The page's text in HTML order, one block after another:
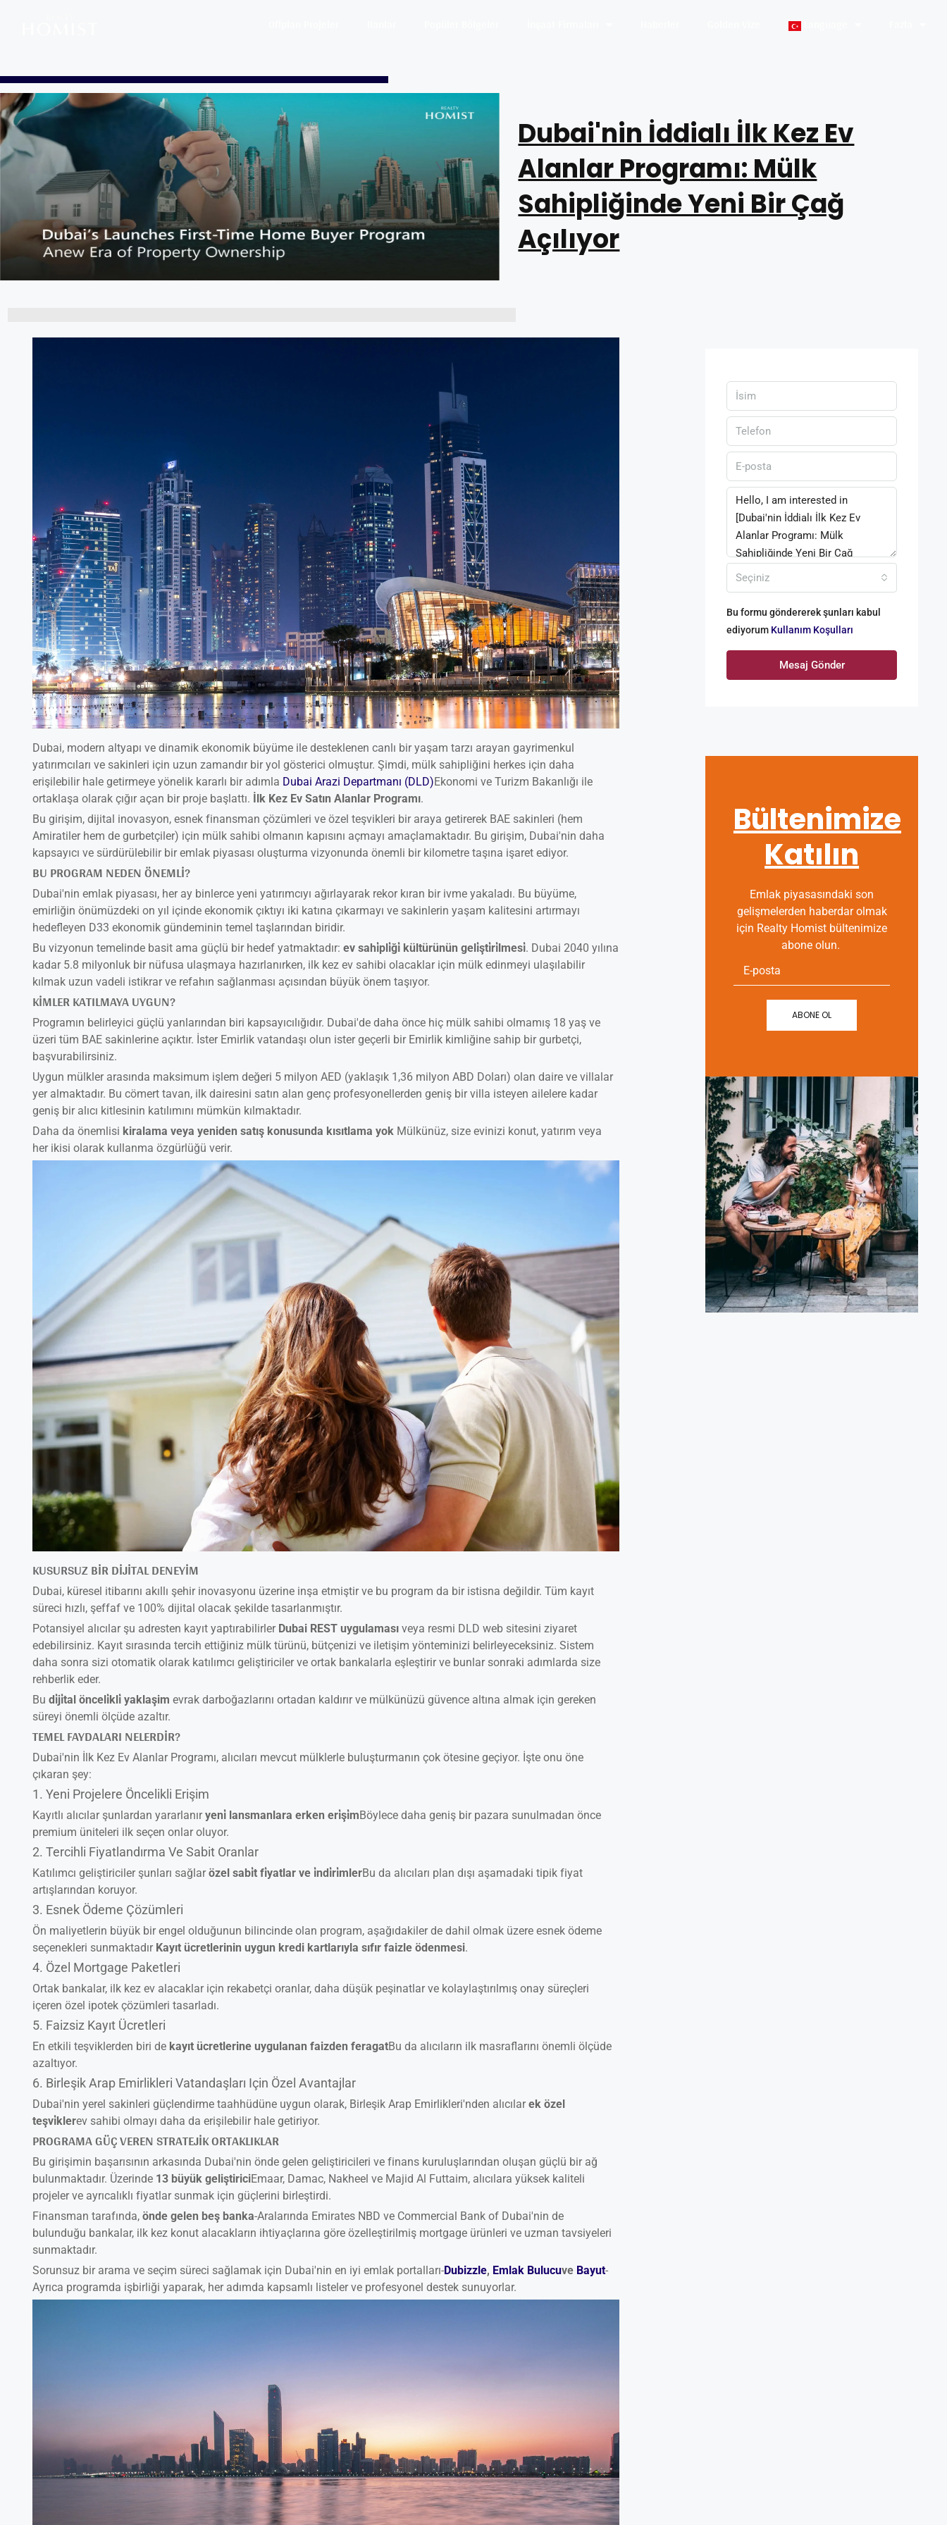
Dubai'nin İddialı İlk Kez Ev
Alanlar Programı: Mülk
Sahipliğinde Yeni Bir Çağ
Açılıyor
Dubai, modern altyapı ve dinamik ekonomik büyüme ile desteklenen canlı bir yaşam tarzı arayan gayrimenkul
yatırımcıları ve sakinleri için uzun zamandır bir yol gösterici olmuştur. Şimdi, mülk sahipliğini herkes için daha
erişilebilir hale getirmeye yönelik kararlı bir adımla Dubai Arazi Departmanı (DLD)Ekonomi ve Turizm Bakanlığı ile
ortaklaşa olarak çığır açan bir proje başlattı. İlk Kez Ev Satın Alanlar Programı.
Bu girişim, dijital inovasyon, esnek finansman çözümleri ve özel teşvikleri bir araya getirerek BAE sakinleri (hem
Amiratiler hem de gurbetçiler) için mülk sahibi olmanın kapısını açmayı amaçlamaktadır. Bu girişim, Dubai'nin daha
kapsayıcı ve sürdürülebilir bir emlak piyasası oluşturma vizyonunda önemli bir kilometre taşına işaret ediyor.
BU PROGRAM NEDEN ÖNEMLI?
Dubai'nin emlak piyasası, her ay binlerce yeni yatırımcıyı ağırlayarak rekor kıran bir ivme yakaladı. Bu büyüme,
emirliğin önümüzdeki on yıl içinde ekonomik çıktıyı iki katına çıkarmayı ve sakinlerin yaşam kalitesini artırmayı
hedefleyen D33 ekonomik gündeminin temel taşlarından biridir.
Bu vizyonun temelinde basit ama güçlü bir hedef yatmaktadır:ev sahi̇pli̇ği̇ kültürünün geli̇şti̇ri̇lmesi̇. Dubai 2040 yılına
kadar 5.8 milyonluk bir nüfusa ulaşmaya hazırlanırken, ilk kez ev sahibi olacaklar için mülk edinmeyi ulaşılabilir
kılmak uzun vadeli istikrar ve refahın sağlanması açısından büyük önem taşıyor.
KIMLER KATILMAYA UYGUN?
Programın belirleyici güçlü yanlarından biri kapsayıcılığıdır. Dubai'de daha önce hiç mülk sahibi olmamış 18 yaş ve
üzeri tüm BAE sakinlerine açıktır. İster Emirlik vatandaşı olun ister geçerli bir Emirlik kimliğine sahip bir gurbetçi,
başvurabilirsiniz.
Uygun mülkler arasında maksimum işlem değeri 5 milyon AED (yaklaşık 1,36 milyon ABD Doları) olan daire ve villalar
yer almaktadır. Bu cömert tavan, ilk dairesini satın alan genç profesyonellerden geniş bir villa isteyen ailelere kadar
geniş bir alıcı kitlesinin katılımını mümkün kılmaktadır.
Daha da önemlisi kiralama veya yeniden satış konusunda kısıtlama yok Mülkünüz, size evinizi konut, yatırım veya
her ikisi olarak kullanma özgürlüğü verir.
KUSURSUZ BIR DIJITAL DENEYIM
Dubai, küresel itibarını akıllı şehir inovasyonu üzerine inşa etmiştir ve bu program da bir istisna değildir. Tüm kayıt
süreci hızlı, şeffaf ve 100% dijital olacak şekilde tasarlanmıştır.
Potansiyel alıcılar şu adresten kayıt yaptırabilirler Dubai REST uygulaması veya resmi DLD web sitesini ziyaret
edebilirsiniz. Kayıt sırasında tercih ettiğiniz mülk türünü, bütçenizi ve iletişim yönteminizi belirleyeceksiniz. Sistem
daha sonra sizi otomatik olarak katılımcı geliştiriciler ve ortak bankalarla eşleştirir ve bunlar sonraki adımlarda size
rehberlik eder.
Budi̇ji̇tal önceli̇kli̇ yaklaşim evrak darboğazlarını ortadan kaldırır ve mülkünüzü güvence altına almak için gereken
süreyi önemli ölçüde azaltır.
TEMEL FAYDALARI NELERDIR?
Dubai'nin İlk Kez Ev Alanlar Programı, alıcıları mevcut mülklerle buluşturmanın çok ötesine geçiyor. İşte onu öne
çıkaran şey:
1. Yeni Projelere Öncelikli Erişim
Kayıtlı alıcılar şunlardan yararlanıryeni̇ lansmanlara erken eri̇şi̇mBöylece daha geniş bir pazara sunulmadan önce
premium üniteleri ilk seçen onlar oluyor.
2. Tercihli Fiyatlandırma Ve Sabit Oranlar
Katılımcı geliştiriciler şunları sağlarözel sabi̇t fi̇yatlar ve i̇ndi̇ri̇mlerBu da alıcıları plan dışı aşamadaki tipik fiyat
artışlarından koruyor.
3. Esnek Ödeme Çözümleri
Ön maliyetlerin büyük bir engel olduğunun bilincinde olan program, aşağıdakiler de dahil olmak üzere esnek ödeme
seçenekleri sunmaktadır Kayıt ücretlerinin uygun kredi kartlarıyla sıfır faizle ödenmesi.
4. Özel Mortgage Paketleri
Ortak bankalar, ilk kez ev alacaklar için rekabetçi oranlar, daha düşük peşinatlar ve kolaylaştırılmış onay süreçleri
içeren özel ipotek çözümleri tasarladı.
5. Faizsiz Kayıt Ücretleri
En etkili teşviklerden biri de kayıt ücretlerine uygulanan faizden feragatBu da alıcıların ilk masraflarını önemli ölçüde
azaltıyor.
6. Birleşik Arap Emirlikleri Vatandaşları Için Özel Avantajlar
Dubai'nin yerel sakinleri güçlendirme taahhüdüne uygun olarak, Birleşik Arap Emirlikleri'nden alıcılarek özel
teşvi̇klerev sahibi olmayı daha da erişilebilir hale getiriyor.
PROGRAMA GÜÇ VEREN STRATEJIK ORTAKLIKLAR
Bu girişimin başarısının arkasında Dubai'nin önde gelen geliştiricileri ve finans kuruluşlarından oluşan güçlü bir ağ
bulunmaktadır. Üzerinde 13 büyük geliştiriciEmaar, Damac, Nakheel ve Majid Al Futtaim, alıcılara yüksek kaliteli
projeler ve ayrıcalıklı fiyatlar sunmak için güçlerini birleştirdi.
Finansman tarafında,önde gelen beş banka-Aralarında Emirates NBD ve Commercial Bank of Dubai'nin de
bulunduğu bankalar, ilk kez konut alacakların ihtiyaçlarına göre özelleştirilmiş mortgage ürünleri ve uzman tavsiyeleri
sunmaktadır.
Sorunsuz bir arama ve seçim süreci sağlamak için Dubai'nin en iyi emlak portalları-Dubizzle, Emlak Bulucuve Bayut-
Ayrıca programda işbirliği yaparak, her adımda kapsamlı listeler ve profesyonel destek sunuyorlar.
Seçiniz
Bu formu göndererek şunları kabul
ediyorum Kullanım Koşulları
Mesaj Gönder
Bültenimize
Katılın
Emlak piyasasındaki son
gelişmelerden haberdar olmak
için Realty Homist bültenimize
abone olun.
ABONE OL